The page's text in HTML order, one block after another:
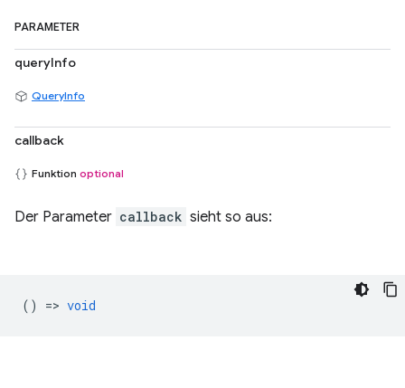
PARAMETER
queryInfo
QueryInfo
callback
Funktion optional
Der Parameter callback sieht so aus:
() => void